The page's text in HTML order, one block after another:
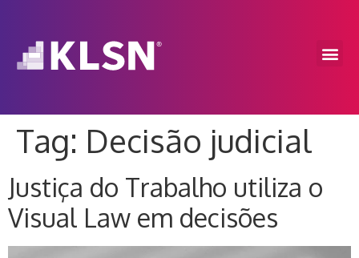
Tag: Decisão judicial
Justiça do Trabalho utiliza o
Visual Law em decisões